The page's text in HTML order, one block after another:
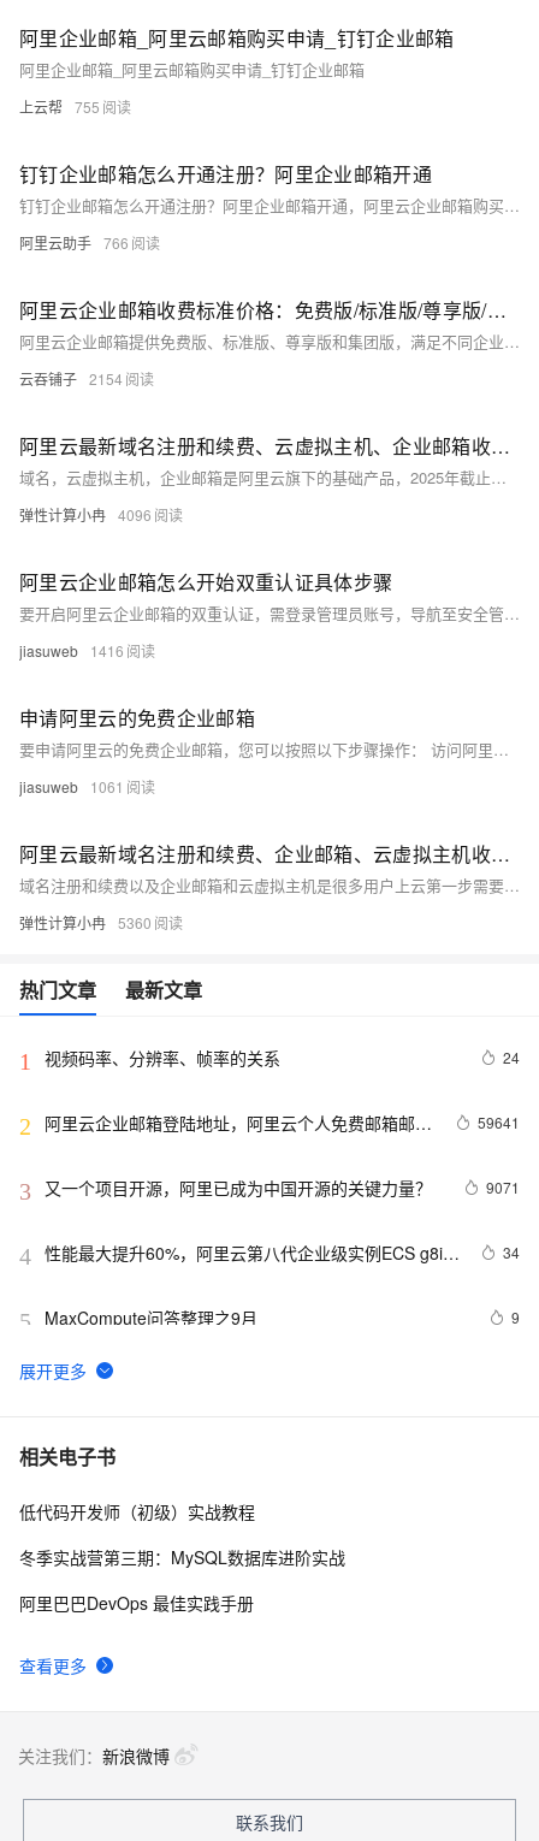
阿里企业邮箱_阿里云邮箱购买申请_钉钉企业邮箱
阿里企业邮箱_阿里云邮箱购买申请_钉钉企业邮箱
上云帮 755
钉钉企业邮箱怎么开通注册？阿里企业邮箱开通
钉钉企业邮箱怎么开通注册？阿里企业邮箱开通，阿里云企业邮箱购买流程，企业邮箱分为免费版、标准版、集团版和尊享版，阿里云百科分享企业邮箱版本区别，企业邮箱收费标准价格表，以及阿里企业邮箱详细购买流程
阿里云助手 766
阿里云企业邮箱收费标准价格：免费版/标准版/尊享版/集团版费用及功能对比
阿里云企业邮箱提供免费版、标准版、尊享版和集团版，满足不同企业需求。免费版适合初创团队，标准版性价比高，尊享版适合高存储需求企业，集团版适用于大型集团。价格从0元到9500元/年不等，支持多账号、大容量网盘及高级权限管理。企业可根据规模与功能需求选择合适版本。
云吞铺子 2154
阿里云最新域名注册和续费、云虚拟主机、企业邮箱收费价格表参考
域名，云虚拟主机，企业邮箱是阿里云旗下的基础产品，2025年截止目前阿里云平台注册.com域名的收费标准是85元，新用户首次注册可享受一定的优惠。本文为大家介绍2025年阿里云在域名注册与续费、云虚拟主机、以及企业邮箱方面的最新收费标准与优惠政策，帮助用户更好的了解自己所需产品的收费标准，以供参考。
弹性计算小冉 4096
阿里云企业邮箱怎么开始双重认证具体步骤
要开启阿里云企业邮箱的双重认证，需登录管理员账号，导航至安全管理设置，进入密码策略，点击“开启阿里邮箱双重认证”。开启后，用户需通过手机验证码或安全问题进行二次验证。注意：此功能仅支持网页邮箱和官方客户端，且影响所有用户。
jiasuweb 1416
申请阿里云的免费企业邮箱
要申请阿里云的免费企业邮箱，您可以按照以下步骤操作： 访问阿里云企业邮箱免费版申请页面。
jiasuweb 1061
阿里云最新域名注册和续费、企业邮箱、云虚拟主机收费标准与价格参考
域名注册和续费以及企业邮箱和云虚拟主机是很多用户上云第一步需要购买的产品，从2024年9月1日开始，全球域名又迎来了一波价格上调，目前阿里云的.com英文域名的注册价格由原来的78元涨价到了83元，续费价格也涨到了90元，不过企业新用户注册有1元购等活动。企业邮箱目前活动价540.00元/1年起，云虚拟主机独享基础增强版月付49元/1个月起，年付588元/1年起。本文为大家整理汇总了截止目前，阿里云域名注册和续费及转入收费标准、企业邮箱收费标准与活动价格、云虚拟主机最新收费标准，以供参考。
弹性计算小冉 5360
热门文章 最新文章
1 视频码率、分辨率、帧率的关系 24
2
阿里云企业邮箱登陆地址，阿里云个人免费邮箱邮箱
59641
3 又一个项目开源，阿里已成为中国开源的关键力量？ 9071
4 性能最大提升60%，阿里云第八代企业级实例ECS g8i正
34
5 MaxCompute问答整理之9月 9
6
RTMP、RTSP、HTTP视频协议详解（附：直播流地
7 一分钟了解阿里云产品：阿里云免费企业邮箱特点介
8 如何将钉钉和企业邮箱结合起来使用
介绍
相关电子书
查看更多
低代码开发师（初级）实战教程
冬季实战营第三期：MySQL数据库进阶实战
阿里巴巴DevOps 最佳实践手册
关注我们： 新浪微博
联系我们